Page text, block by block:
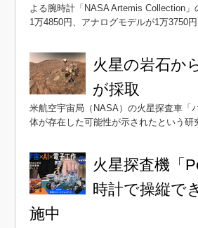
よる腕時計「NASA Artemis Collection
1万4850円、アナログモデルが1万3750円
火星の岩石か
が採取
米航空宇宙局（NASA）の火星探査車「
体が存在した可能性が示されたという研
火星探査機「
時計で操縦で
施中